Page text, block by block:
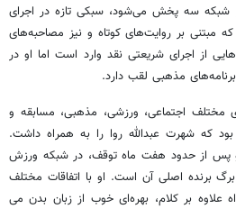
شبکه سه پخش می‌شود، سبکی تازه در اجرای
مبتنی بر روایت‌های کوتاه و نیز مصاحبه‌های
از اجرای شریعتی نقد وارد است اما او در
مذهبی لقب دارد.
مختلف اجتماعی، ورزشی، مذهبی، مسابقه و
که شهرت عبدالله روا را به همراه داشت.
و پس از حدود هفت ماه توقف، در شبکه ورزش
برنده اصلی آن است. او با اتفاقات مختلف
بر کلام، بهره‌ای خوب از زبان بدن می